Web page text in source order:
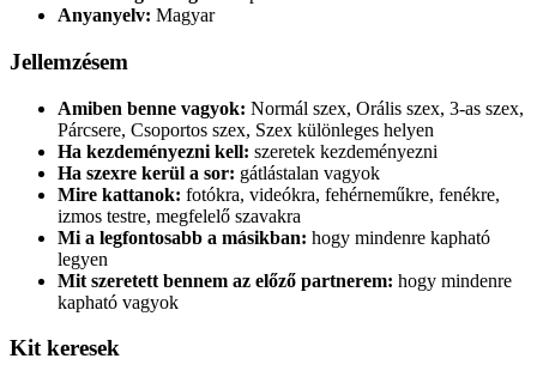
Anyanyelv: Magyar
Jellemzésem
Amiben benne vagyok: Normál szex, Orális szex, 3-as szex,
Párcsere, Csoportos szex, Szex különleges helyen
Ha kezdeményezni kell: szeretek kezdeményezni
Ha szexre kerül a sor: gátlástalan vagyok
Mire kattanok: fotókra, videókra, fehérneműkre, fenékre,
izmos testre, megfelelő szavakra
Mi a legfontosabb a másikban: hogy mindenre kapható
legyen
Mit szeretett bennem az előző partnerem: hogy mindenre
kapható vagyok
Kit keresek